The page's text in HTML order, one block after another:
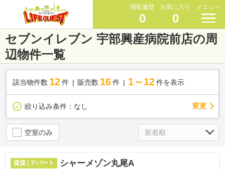
閲覧履歴
0
お気に入り
0
メニュー
セブンイレブン 宇部興産病院前店の周
辺物件一覧
該当物件数 12件 販売数 16 件 1～12 件を表示
絞り込み条件： なし 変更
空室のみ
賃貸 | アパート シャーメゾン丸尾A